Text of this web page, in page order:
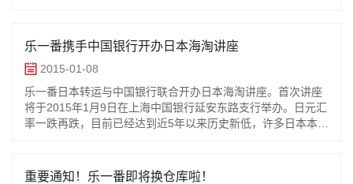
乐一番携手中国银行开办日本海淘讲座
2015-01-08
乐一番日本转运与中国银行联合开办日本海淘讲座。首次讲座
将于2015年1月9日在上海中国银行延安东路支行举办。日元汇
率一跌再跌，目前已经达到近5年以来历史新低，许多日本本土
重要通知！乐一番即将换仓库啦！